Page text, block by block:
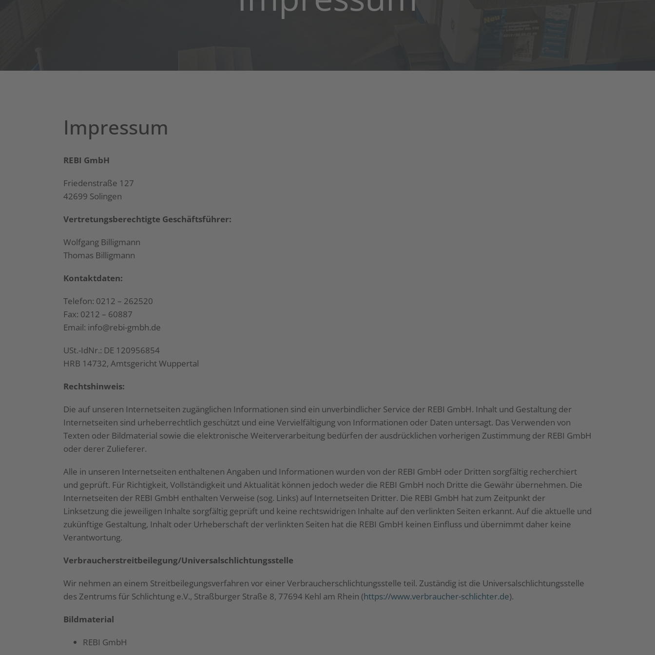
Impressum
REBI GmbH
Friedenstraße 127
42699 Solingen
Vertretungsberechtigte Geschäftsführer:
Wolfgang Billigmann
Thomas Billigmann
Kontaktdaten:
Telefon: 0212 – 262520
Fax: 0212 – 60887
Email: info@rebi-gmbh.de
USt.-IdNr.: DE 120956854
HRB 14732, Amtsgericht Wuppertal
Rechtshinweis:
Die auf unseren Internetseiten zugänglichen Informationen sind ein unverbindlicher Service der REBI GmbH. Inhalt und Gestaltung der
Internetseiten sind urheberrechtlich geschützt und eine Vervielfältigung von Informationen oder Daten untersagt. Das Verwenden von
Texten oder Bildmaterial sowie die elektronische Weiterverarbeitung bedürfen der ausdrücklichen vorherigen Zustimmung der REBI GmbH
oder derer Zulieferer.
Alle in unseren Internetseiten enthaltenen Angaben und Informationen wurden von der REBI GmbH oder Dritten sorgfältig recherchiert
und geprüft. Für Richtigkeit, Vollständigkeit und Aktualität können jedoch weder die REBI GmbH noch Dritte die Gewähr übernehmen. Die
Internetseiten der REBI GmbH enthalten Verweise (sog. Links) auf Internetseiten Dritter. Die REBI GmbH hat zum Zeitpunkt der
Linksetzung die jeweiligen Inhalte sorgfältig geprüft und keine rechtswidrigen Inhalte auf den verlinkten Seiten erkannt. Auf die aktuelle und
zukünftige Gestaltung, Inhalt oder Urheberschaft der verlinkten Seiten hat die REBI GmbH keinen Einfluss und übernimmt daher keine
Verantwortung.
Verbraucher­streit­beilegung/Universal­schlichtungs­stelle
Wir nehmen an einem Streitbeilegungsverfahren vor einer Verbraucherschlichtungsstelle teil. Zuständig ist die Universalschlichtungsstelle
des Zentrums für Schlichtung e.V., Straßburger Straße 8, 77694 Kehl am Rhein (https://www.verbraucher-schlichter.de).
Bildmaterial
REBI GmbH